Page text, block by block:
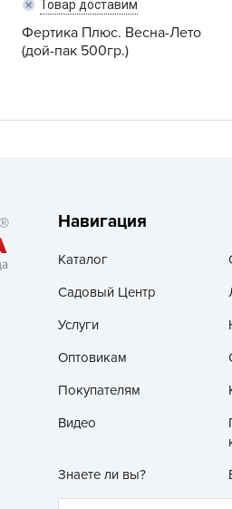
Товар доставим
Фертика Плюс. Весна-Лето
(дой-пак 500гр.)
Навигация
Каталог
Садовый Центр
Услуги
Оптовикам
Покупателям
Видео
Знаете ли вы?